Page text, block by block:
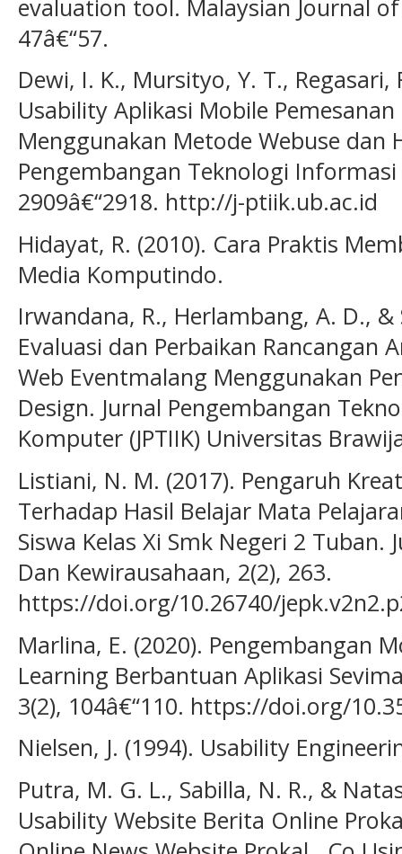
evaluation tool. Malaysian Journal
47â€“57.
Dewi, I. K., Mursityo, Y. T.,
Usability Aplikasi Mobile
Menggunakan Metode Webuse dan
Pengembangan Teknologi
2909â€“2918. http://j-ptiik.ub.ac.id
Hidayat, R. (2010). Cara Praktis
Media Komputindo.
Irwandana, R., Herlambang, A. D., &
Evaluasi dan Perbaikan Rancangan
Web Eventmalang Menggunakan
Design. Jurnal Pengembangan
Komputer (JPTIIK) Universitas
Listiani, N. M. (2017). Pengaruh
Terhadap Hasil Belajar Mata
Siswa Kelas Xi Smk Negeri 2 Tuban.
Dan Kewirausahaan, 2(2), 263.
https://doi.org/10.26740/
Marlina, E. (2020). Pengembangan
Learning Berbantuan Aplikasi
3(2), 104â€“110. https://doi.org/
Nielsen, J. (1994). Usability
Putra, M. G. L., Sabilla, N. R., &
Usability Website Berita Online